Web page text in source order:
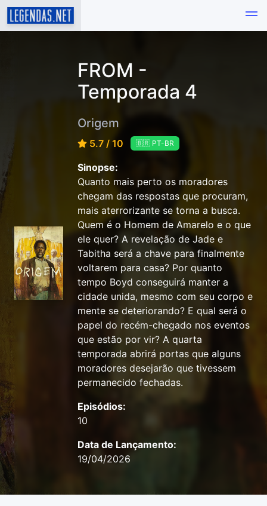
FROM -
Temporada 4
Origem
5.7 / 10 🇧🇷 PT-BR
Sinopse:
Quanto mais perto os moradores
chegam das respostas que procuram,
mais aterrorizante se torna a busca.
Quem é o Homem de Amarelo e o que
ele quer? A revelação de Jade e
Tabitha será a chave para finalmente
voltarem para casa? Por quanto
tempo Boyd conseguirá manter a
cidade unida, mesmo com seu corpo e
mente se deteriorando? E qual será o
papel do recém-chegado nos eventos
que estão por vir? A quarta
temporada abrirá portas que alguns
moradores desejarão que tivessem
permanecido fechadas.
Episódios:
10
Data de Lançamento:
19/04/2026